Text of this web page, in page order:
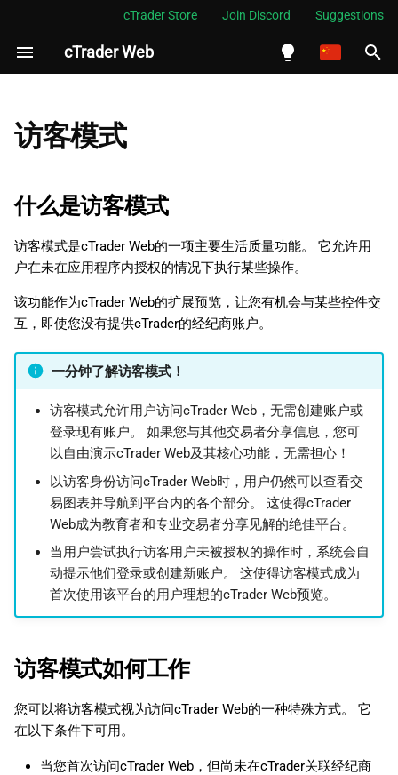
cTrader Store Join Discord Suggestions
cTrader Web
Melayu
한국어
日本語
Deutsch
Français
Italiano
Polski
Русский
Türkçe
正
初
搜
索
擎
什么是访客模式
访客用户可以和不可以执行哪
访客模式如何让用户受益
访客模式
什么是访客模式
访客模式是cTrader Web的一项主要生活质量功能。 它允许用
户在未在应用程序内授权的情况下执行某些操作。
该功能作为cTrader Web的扩展预览，让您有机会与某些控件交
互，即使您没有提供cTrader的经纪商账户。
一分钟了解访客模式！
访客模式允许用户访问cTrader Web，无需创建账户或
登录现有账户。 如果您与其他交易者分享信息，您可
以自由演示cTrader Web及其核心功能，无需担心！
以访客身份访问cTrader Web时，用户仍然可以查看交
易图表并导航到平台内的各个部分。 这使得cTrader
Web成为教育者和专业交易者分享见解的绝佳平台。
当用户尝试执行访客用户未被授权的操作时，系统会自
动提示他们登录或创建新账户。 这使得访客模式成为
首次使用该平台的用户理想的cTrader Web预览。
访客模式如何工作
您可以将访客模式视为访问cTrader Web的一种特殊方式。 它
在以下条件下可用。
当您首次访问cTrader Web，但尚未在cTrader关联经纪商